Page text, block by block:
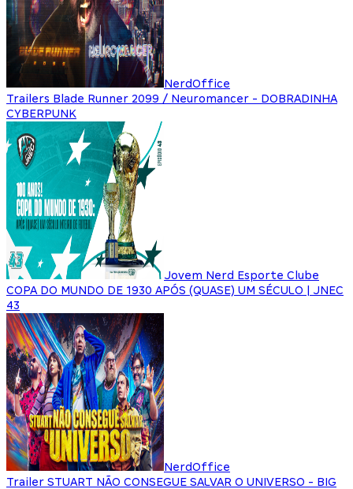
NerdOffice
Trailers Blade Runner 2099 / Neuromancer - DOBRADINHA
CYBERPUNK
Jovem Nerd Esporte Clube
COPA DO MUNDO DE 1930 APÓS (QUASE) UM SÉCULO | JNEC
43
NerdOffice
Trailer STUART NÃO CONSEGUE SALVAR O UNIVERSO - BIG